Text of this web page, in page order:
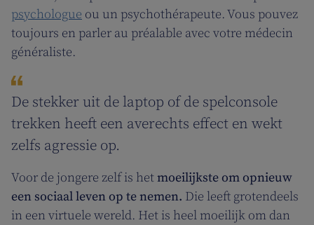
psychologue ou un psychothérapeute. Vous pouvez
toujours en parler au préalable avec votre médecin
généraliste.
De stekker uit de laptop of de spelconsole
trekken heeft een averechts effect en wekt
zelfs agressie op.
Voor de jongere zelf is hetmoeilijkste om opnieuw
een sociaal leven op te nemen. Die leeft grotendeels
in een virtuele wereld. Het is heel moeilijk om dan